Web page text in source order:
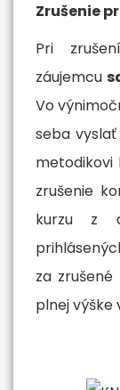
Zrušenie
Pri
záujemcu
Vo
seba
metodikovi
zrušenie
kurzu z
za
plnej